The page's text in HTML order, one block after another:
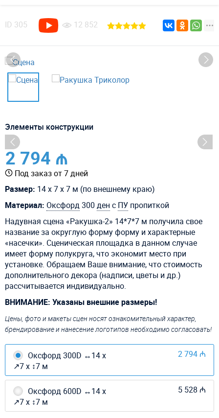
ID 305 12 852
Элементы конструкции
2 794 ₼
Под заказ от 7 дней
Размер: 14 х 7 х 7 м (по внешнему краю)
Материал: Оксфорд300 ден с ПУ пропиткой
Надувная сцена «Ракушка-2» 14*7*7 м получила свое
название за округлую форму форму и характерные
«насечки». Сценическая площадка в данном случае
имеет форму полукруга, что экономит место при
установке. Обращаем Ваше внимание, что стоимость
дополнительного декора (надписи, цветы и др.)
рассчитывается индивидуально.
ВНИМАНИЕ: Указаны внешние размеры!
Цены, фото и макеты сцен носят ознакомительный характер,
брендирование и нанесение логотипов необходимо согласовать!
Оксфорд 300D ↔14 х
↗7 х ↕7 м
2 794 ₼
Оксфорд 600D ↔14 х
↗7 х ↕7 м
5 528 ₼